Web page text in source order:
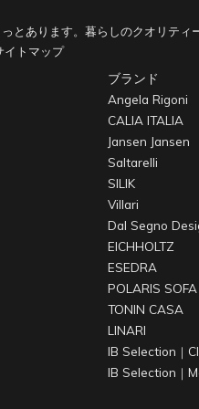
とあります。暮らしのクオリティ
イトマップ
ブランド
Angela Rigoni
CALIA ITALIA
Jansen Jansen
Saltarelli
SILIK
Villari
Dal Segno
EICHHOLTZ
ESEDRA
POLARIS
TONIN CASA
LINARI
IB Selection｜
IB Selection｜